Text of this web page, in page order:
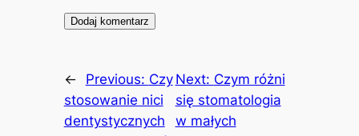
← Previous: Czy
stosowanie nici
dentystycznych
Next: Czym różni
się stomatologia
w małych